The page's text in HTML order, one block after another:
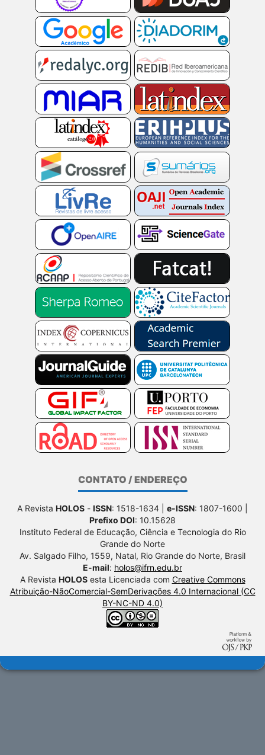
CONTATO / ENDEREÇO
A Revista HOLOS - ISSN: 1518-1634 | e-ISSN: 1807-1600 |
Prefixo DOI: 10.15628
Instituto Federal de Educação, Ciência e Tecnologia do Rio
Grande do Norte
Av. Salgado Filho, 1559, Natal, Rio Grande do Norte, Brasil
E-mail: holos@ifrn.edu.br
A Revista HOLOSesta Licenciada com Creative Commons
Atribuição-NãoComercial-SemDerivações 4.0 Internacional (CC
BY-NC-ND 4.0)